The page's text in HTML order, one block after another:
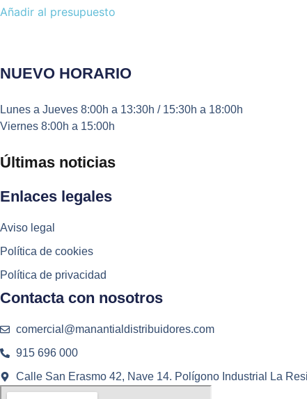
Añadir al presupuesto
NUEVO HORARIO
Lunes a Jueves 8:00h a 13:30h / 15:30h a 18:00h
Viernes 8:00h a 15:00h
Últimas noticias
Enlaces legales
Aviso legal
Política de cookies
Política de privacidad
Contacta con nosotros
comercial@manantialdistribuidores.com
915 696 000
Calle San Erasmo 42, Nave 14. Polígono Industrial La